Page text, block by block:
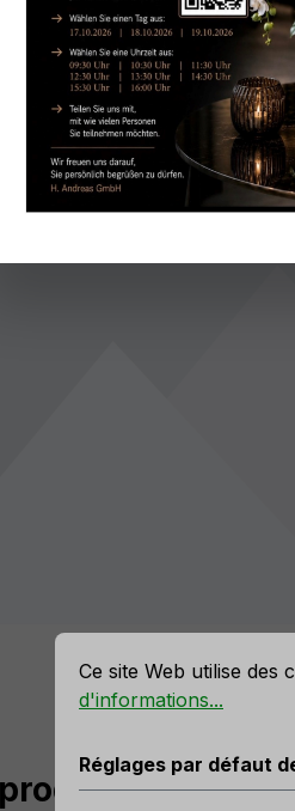
"Nichoir
Réglages par défaut des
d'informations...
Ce site Web utilise des
d'informations...
Réglages par défaut